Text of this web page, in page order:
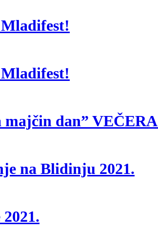
majčin dan”
na Blidinju 2021.